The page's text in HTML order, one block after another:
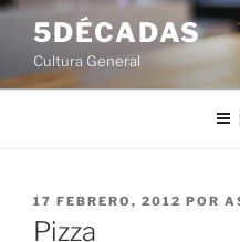
Saltar
contenido
5DÉCADAS
Cultura General
PUBLICADO
EL
17 FEBRERO, 2012 POR
Pizza